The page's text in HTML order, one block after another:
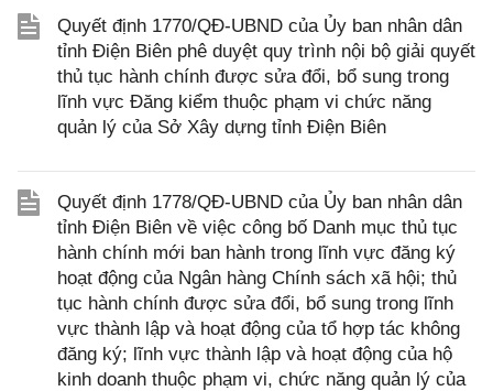
Quyết định 1770/QĐ-UBND của Ủy ban nhân dân
tỉnh Điện Biên phê duyệt quy trình nội bộ giải quyết
thủ tục hành chính được sửa đổi, bổ sung trong
lĩnh vực Đăng kiểm thuộc phạm vi chức năng
quản lý của Sở Xây dựng tỉnh Điện Biên
Quyết định 1778/QĐ-UBND của Ủy ban nhân dân
tỉnh Điện Biên về việc công bố Danh mục thủ tục
hành chính mới ban hành trong lĩnh vực đăng ký
hoạt động của Ngân hàng Chính sách xã hội; thủ
tục hành chính được sửa đổi, bổ sung trong lĩnh
vực thành lập và hoạt động của tổ hợp tác không
đăng ký; lĩnh vực thành lập và hoạt động của hộ
kinh doanh thuộc phạm vi, chức năng quản lý của